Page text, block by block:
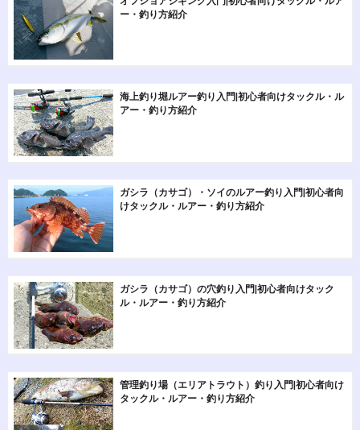
ー・釣り方紹介
海上釣り堀ルアー釣り入門|初心者向けタックル・ル
アー・釣り方紹介
ガシラ（カサゴ）・ソイのルアー釣り入門|初心者向
けタックル・ルアー・釣り方紹介
ガシラ（カサゴ）の穴釣り入門|初心者向けタック
ル・ルアー・釣り方紹介
管理釣り場（エリアトラウト）釣り入門|初心者向け
タックル・ルアー・釣り方紹介